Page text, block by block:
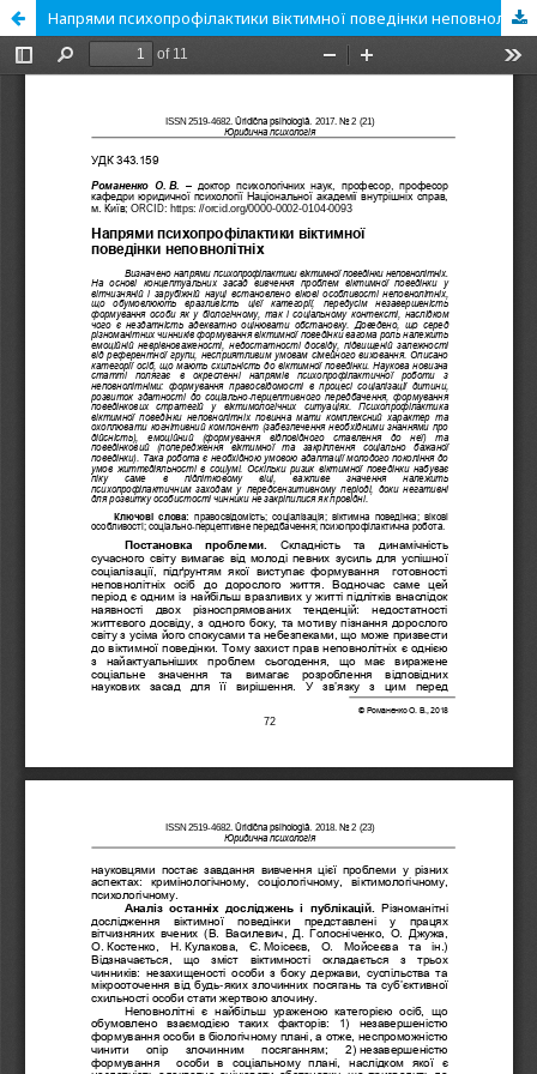
Напрями психопрофілактики віктимної поведінки неповнолітніх